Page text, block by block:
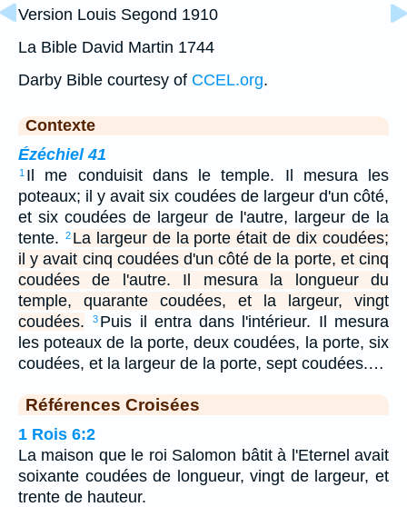
Version Louis Segond 1910
La Bible David Martin 1744
Darby Bible courtesy of CCEL.org.
Contexte
Ézéchiel 41
1 Il me conduisit dans le temple. Il mesura les
poteaux; il y avait six coudées de largeur d'un côté,
et six coudées de largeur de l'autre, largeur de la
tente.
2 La largeur de la porte était de dix coudées;
il y avait cinq coudées d'un côté de la porte, et cinq
coudées de l'autre. Il mesura la longueur du
temple, quarante coudées, et la largeur, vingt
coudées.
3 Puis il entra dans l'intérieur. Il mesura
les poteaux de la porte, deux coudées, la porte, six
coudées, et la largeur de la porte, sept coudées.…
Références Croisées
1 Rois 6:2
La maison que le roi Salomon bâtit à l'Eternel avait
soixante coudées de longueur, vingt de largeur, et
trente de hauteur.